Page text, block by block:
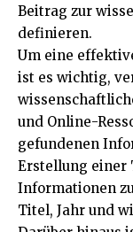
Beitrag zur
definieren.
Um eine
ist es wichtig,
und Online-
gefundenen
Erstellung einer
Informationen
Titel, Jahr und